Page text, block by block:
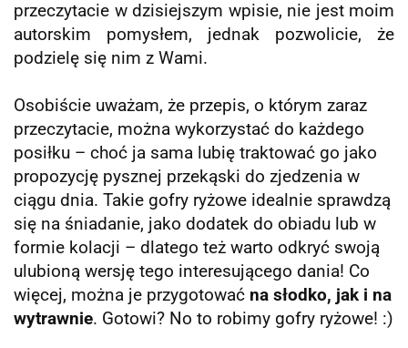
przeczytacie w dzisiejszym wpisie, nie jest moim
autorskim pomysłem, jednak pozwolicie, że
podzielę się nim z Wami.
Osobiście uważam, że przepis, o którym zaraz
przeczytacie, można wykorzystać do każdego
posiłku – choć ja sama lubię traktować go jako
propozycję pysznej przekąski do zjedzenia w
ciągu dnia. Takie gofry ryżowe idealnie sprawdzą
się na śniadanie, jako dodatek do obiadu lub w
formie kolacji – dlatego też warto odkryć swoją
ulubioną wersję tego interesującego dania! Co
więcej, można je przygotować na słodko, jak i na
wytrawnie. Gotowi? No to robimy gofry ryżowe! :)